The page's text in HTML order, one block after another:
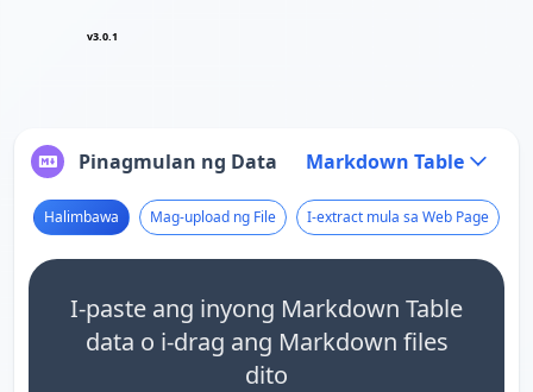
v3.0.1
Pinagmulan ng Data Markdown Table
Halimbawa Mag-upload ng File I-extract mula sa Web Page
I-paste ang inyong Markdown Table
data o i-drag ang Markdown files
dito